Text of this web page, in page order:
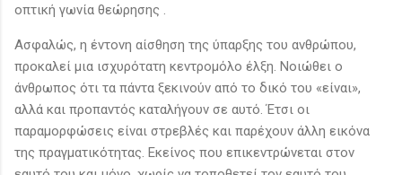
οπτική γωνία θεώρησης .
Ασφαλώς, η έντονη αίσθηση της ύπαρξης του ανθρώπου,
προκαλεί μια ισχυρότατη κεντρομόλο έλξη. Νοιώθει ο
άνθρωπος ότι τα πάντα ξεκινούν από το δικό του «είναι»,
αλλά και προπαντός καταλήγουν σε αυτό. Έτσι οι
παραμορφώσεις είναι στρεβλές και παρέχουν άλλη εικόνα
της πραγματικότητας. Εκείνος που επικεντρώνεται στον